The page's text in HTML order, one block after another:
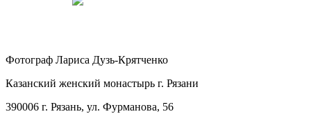
Фотограф Лариса Дузь-Крятченко
Казанский женский монастырь г. Рязани
390006 г. Рязань, ул. Фурманова, 56